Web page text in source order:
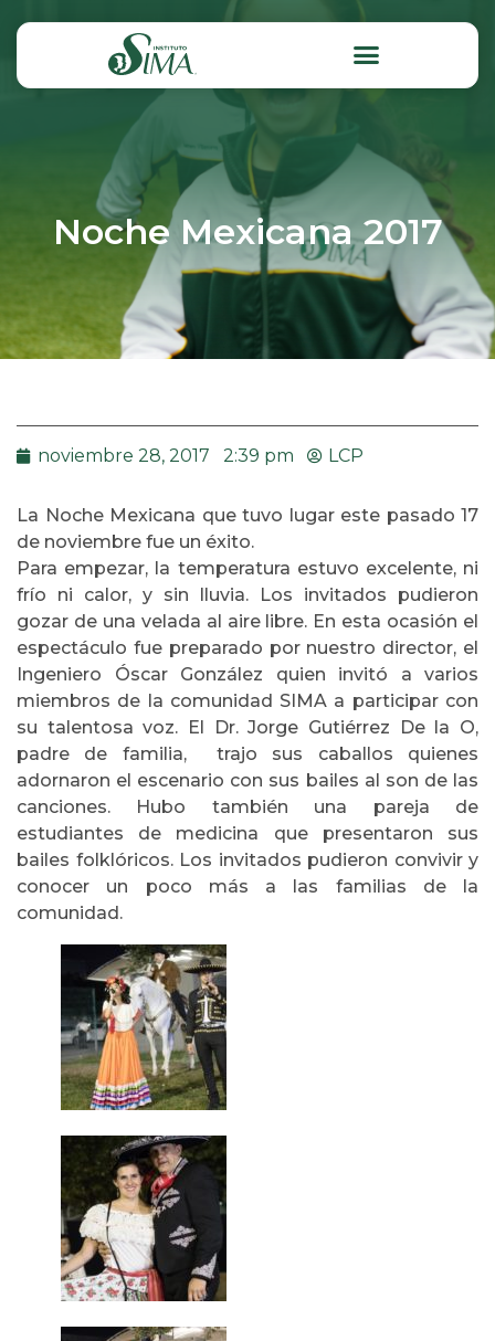
Noche Mexicana 2017
noviembre 28, 2017 2:39 pm LCP
La Noche Mexicana que tuvo lugar este pasado 17
de noviembre fue un éxito.
Para empezar, la temperatura estuvo excelente, ni
frío ni calor, y sin lluvia. Los invitados pudieron
gozar de una velada al aire libre. En esta ocasión el
espectáculo fue preparado por nuestro director, el
Ingeniero Óscar González quien invitó a varios
miembros de la comunidad SIMA a participar con
su talentosa voz. El Dr. Jorge Gutiérrez De la O,
padre de familia, trajo sus caballos quienes
adornaron el escenario con sus bailes al son de las
canciones. Hubo también una pareja de
estudiantes de medicina que presentaron sus
bailes folklóricos. Los invitados pudieron convivir y
conocer un poco más a las familias de la
comunidad.